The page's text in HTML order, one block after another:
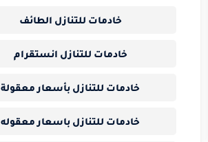
خادمات للتنازل الطائف
خادمات للتنازل انستقرام
خادمات للتنازل بأسعار معقولة
خادمات للتنازل باسعار معقوله